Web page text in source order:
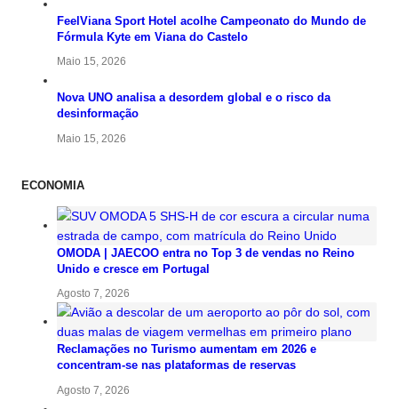
FeelViana Sport Hotel acolhe Campeonato do Mundo de
Fórmula Kyte em Viana do Castelo
Maio 15, 2026
Nova UNO analisa a desordem global e o risco da
desinformação
Maio 15, 2026
ECONOMIA
OMODA | JAECOO entra no Top 3 de vendas no Reino
Unido e cresce em Portugal
Agosto 7, 2026
Reclamações no Turismo aumentam em 2026 e
concentram-se nas plataformas de reservas
Agosto 7, 2026